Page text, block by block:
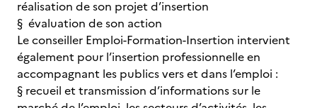
réalisation de son projet d’insertion
§ évaluation de son action
Le conseiller Emploi-Formation-Insertion intervient
également pour l’insertion professionnelle en
accompagnant les publics vers et dans l’emploi :
§ recueil et transmission d’informations sur le